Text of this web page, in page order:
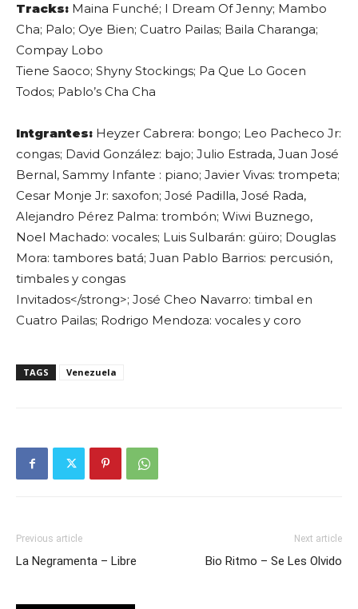
Tracks: Maina Funché; I Dream Of Jenny; Mambo
Cha; Palo; Oye Bien; Cuatro Pailas; Baila Charanga;
Compay Lobo
Tiene Saoco; Shyny Stockings; Pa Que Lo Gocen
Todos; Pablo’s Cha Cha
Intgrantes: Heyzer Cabrera: bongo; Leo Pacheco Jr:
congas; David González: bajo; Julio Estrada, Juan José
Bernal, Sammy Infante : piano; Javier Vivas: trompeta;
Cesar Monje Jr: saxofon; José Padilla, José Rada,
Alejandro Pérez Palma: trombón; Wiwi Buznego,
Noel Machado: vocales; Luis Sulbarán: güiro; Douglas
Mora: tambores batá; Juan Pablo Barrios: percusión,
timbales y congas
Invitados</strong>; José Cheo Navarro: timbal en
Cuatro Pailas; Rodrigo Mendoza: vocales y coro
TAGS Venezuela
Previous article
La Negramenta – Libre
Next article
Bio Ritmo – Se Les Olvido